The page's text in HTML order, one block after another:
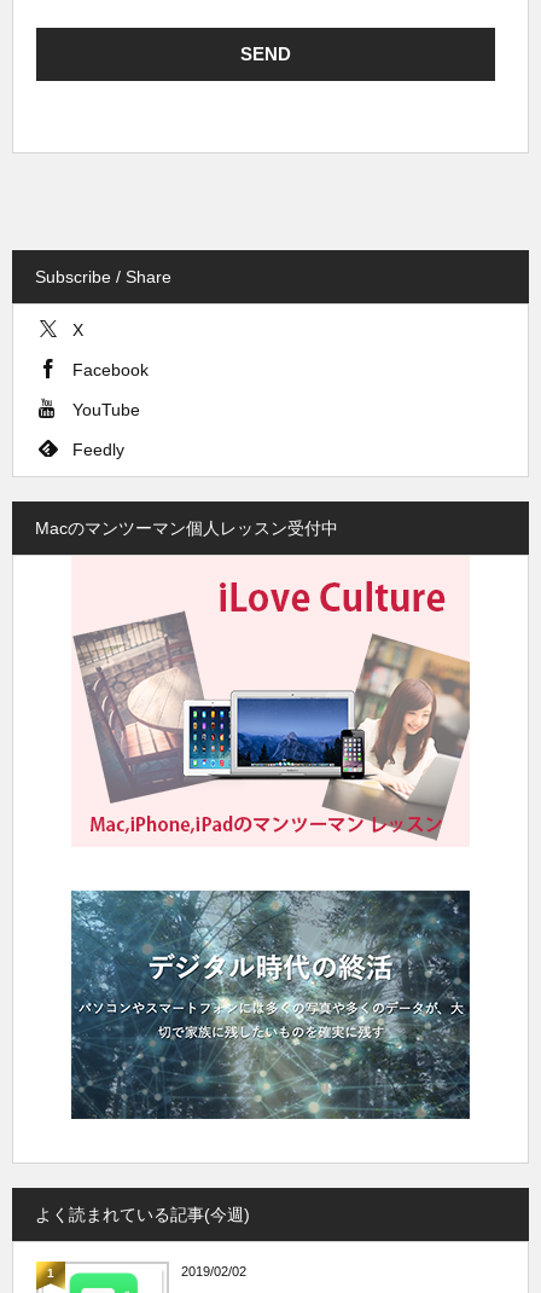
Subscribe / Share
X
Facebook
YouTube
Feedly
Macのマンツーマン個人レッスン受付中
よく読まれている記事(今週)
1 2019/02/02